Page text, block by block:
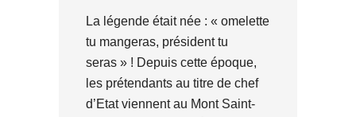
La légende était née : « omelette
tu mangeras, président tu
seras » ! Depuis cette époque,
les prétendants au titre de chef
d’Etat viennent au Mont Saint-